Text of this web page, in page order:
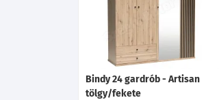
Bindy 24 gardrób - Artisan
tölgy/fekete